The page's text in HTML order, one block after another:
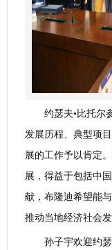
约瑟夫•比托尔参
发展历程、典型项
展的工作予以肯定
展，得益于包括中
献，布隆迪希望能
推动当地经济社会发
孙子宇欢迎约瑟